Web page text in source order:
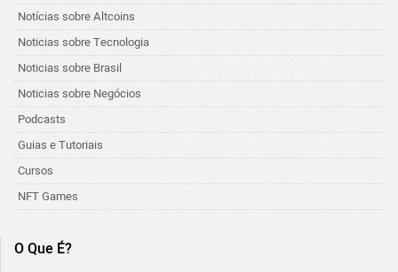
Notícias sobre Altcoins
Noticias sobre Tecnologia
Noticias sobre Brasil
Noticias sobre Negócios
Podcasts
Guias e Tutoriais
Cursos
NFT Games
O Que É?